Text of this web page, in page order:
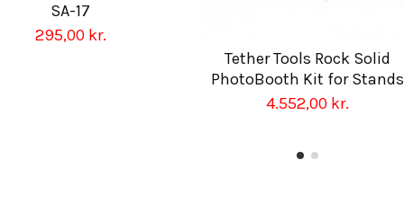
SA-17
295,00 kr.
Tether Tools Rock Solid
PhotoBooth Kit for Stands
4.552,00 kr.